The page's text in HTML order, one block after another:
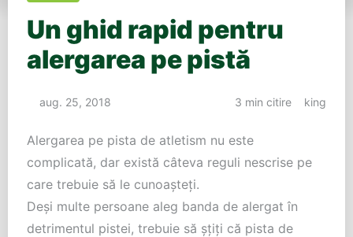
Un ghid rapid pentru
alergarea pe pistă
aug. 25, 2018 3 min citire king
Alergarea pe pista de atletism nu este
complicată, dar există câteva reguli nescrise pe
care trebuie să le cunoașteți.
Deși multe persoane aleg banda de alergat în
detrimentul pistei, trebuie să șțiți că pista de